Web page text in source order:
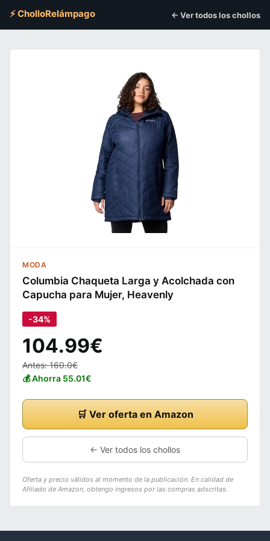
⚡ CholloRelámpago ← Ver todos los chollos
MODA
Columbia Chaqueta Larga y Acolchada con
Capucha para Mujer, Heavenly
-34%
104.99€
Antes: 160.0€
💰 Ahorra 55.01€
🛒 Ver oferta en Amazon
← Ver todos los chollos
Oferta y precio válidos al momento de la publicación. En calidad de
Afiliado de Amazon, obtengo ingresos por las compras adscritas.